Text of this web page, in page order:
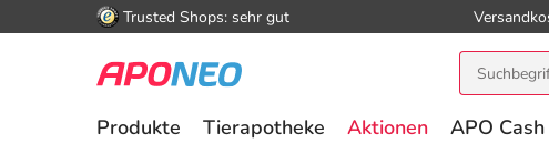
Trusted Shops: sehr gut
Produkte Tierapotheke Aktionen APO Cash